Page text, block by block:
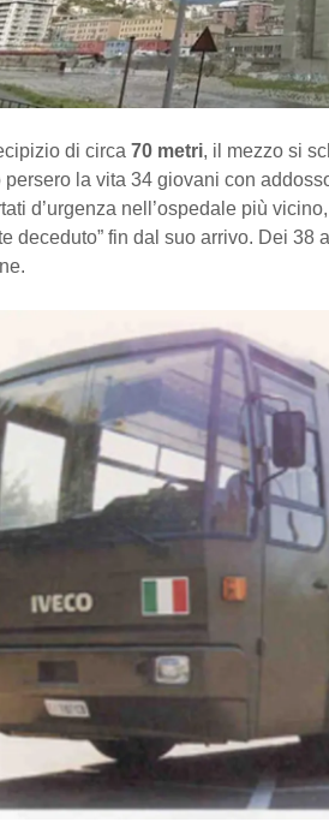
di circa 70 metri, il mezzo si
persero la vita 34 giovani con
d’urgenza nell’ospedale più
deceduto” fin dal suo arrivo. Dei 38